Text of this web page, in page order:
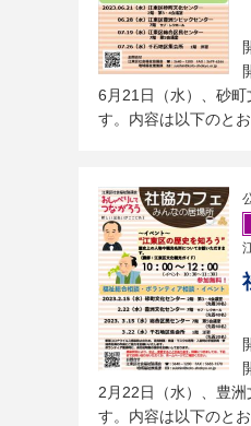
6月21日（水）、砂
す。内容は以下のとお
2月22日（水）、豊
す。内容は以下のとお